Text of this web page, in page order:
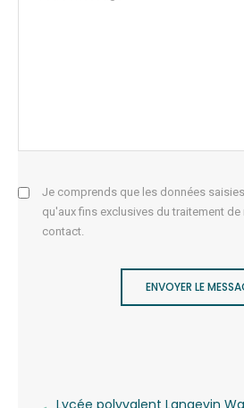
Je comprends que les données
qu'aux fins exclusives du traitement
contact.
ENVOYER LE
Lycée polyvalent Langevin